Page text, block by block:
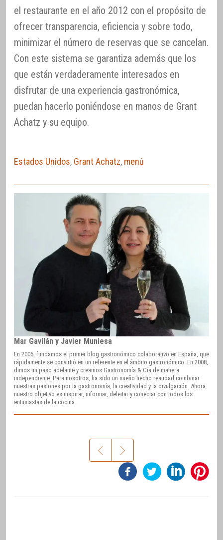
el restaurante en el año 2012 con el propósito de
ofrecer transparencia, eficiencia y sobre todo,
minimizar el número de reservas que se cancelan.
Con este sistema se garantiza además que los
que están verdaderamente interesados en
disfrutar de una experiencia gastronómica,
puedan hacerlo poniéndose en manos de Grant
Achatz y su equipo.
Estados Unidos, Grant Achatz, menú
Mar Gavilán y Javier Muniesa
En 2005, fundamos el primer blog gastronómico colaborativo en España, que
rápidamente se convirtió en un referente en el ámbito gastronómico. En 2008,
dimos un paso adelante y creamos Gastronomía & Cía de manera
independiente. Para nosotros, ha sido un sueño hecho realidad combinar
nuestras pasiones por la gastronomía, la creatividad y la divulgación. Ahora
nuestro objetivo es inspirar, informar, deleitar y conectar con todos los
entusiastas de la cocina.